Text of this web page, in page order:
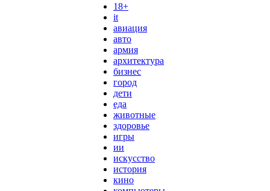
18+
it
авиация
авто
армия
архитектура
бизнес
город
дети
еда
животные
здоровье
игры
ии
искусство
история
кино